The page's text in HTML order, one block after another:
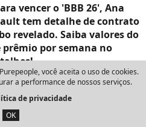
vencer o 'BBB 26', Ana
tem detalhe de contrato
revelado. Saiba valores do
prêmio por semana no
sofre derrota na Justiça
à acusação
você aceita o uso de cookies.
a performance de nossos serviços.
de privacidade
OK